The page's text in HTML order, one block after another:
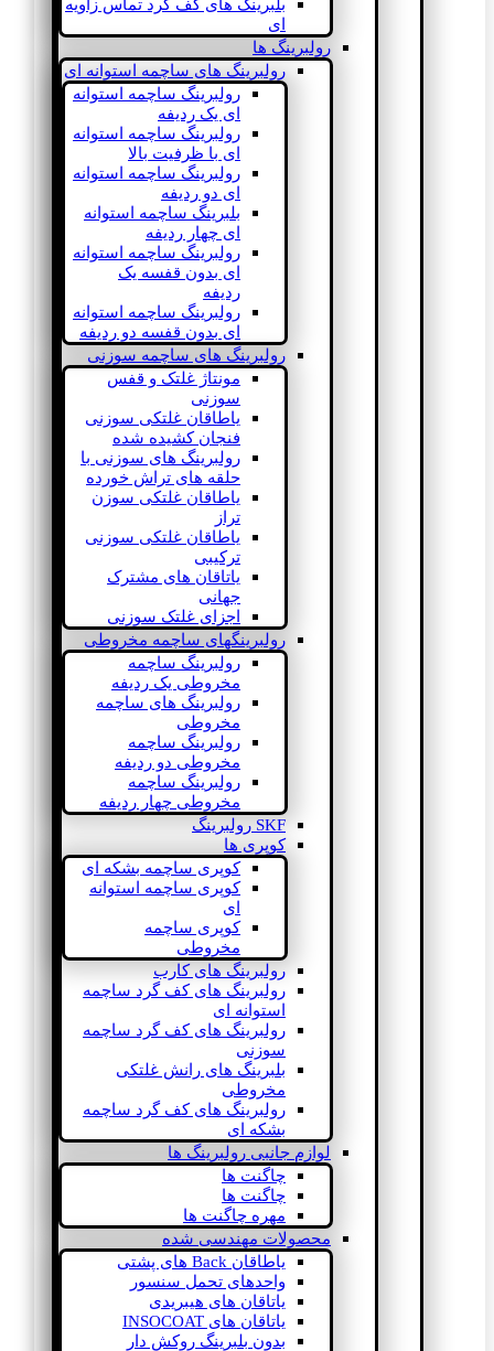
بلبرینگ های کف گرد تماس زاویه
ای
رولبرینگ ها
رولبرینگ های ساچمه استوانه ای
رولبرینگ ساچمه استوانه
ای یک ردیفه
رولبرینگ ساچمه استوانه
ای با ظرفیت بالا
رولبرینگ ساچمه استوانه
ای دو ردیفه
بلبرینگ ساچمه استوانه
ای چهار ردیفه
رولبرینگ ساچمه استوانه
ای بدون قفسه یک
ردیفه
رولبرینگ ساچمه استوانه
ای بدون قفسه دو ردیفه
رولبرینگ های ساچمه سوزنی
مونتاژ غلتک و قفس
سوزنی
یاطاقان غلتکی سوزنی
فنجان کشیده شده
رولبرینگ های سوزنی با
حلقه های تراش خورده
یاطاقان غلتکی سوزن
تراز
یاطاقان غلتکی سوزنی
ترکیبی
یاتاقان های مشترک
جهانی
اجزای غلتک سوزنی
رولبرینگهای ساچمه مخروطی
رولبرینگ ساچمه
مخروطی یک ردیفه
رولبرینگ های ساچمه
مخروطی
رولبرینگ ساچمه
مخروطی دو ردیفه
رولبرینگ ساچمه
مخروطی چهار ردیفه
SKF رولبرینگ
کوپری ها
کوپری ساچمه بشکه ای
کوپری ساچمه استوانه
ای
کوپری ساچمه
مخروطی
رولبرینگ های کارب
رولبرینگ های کف گرد ساچمه
استوانه ای
رولبرینگ های کف گرد ساچمه
سوزنی
بلبرینگ های رانش غلتکی
مخروطی
رولبرینگ های کف گرد ساچمه
بشکه ای
لوازم جانبی رولبرینگ ها
چاگنت ها
چاگنت ها
مهره چاگنت ها
محصولات مهندسی شده
یاطاقان Back های پشتی
واحدهای تحمل سنسور
یاتاقان های هیبریدی
یاتاقان های INSOCOAT
بدون بلبرینگ روکش دار